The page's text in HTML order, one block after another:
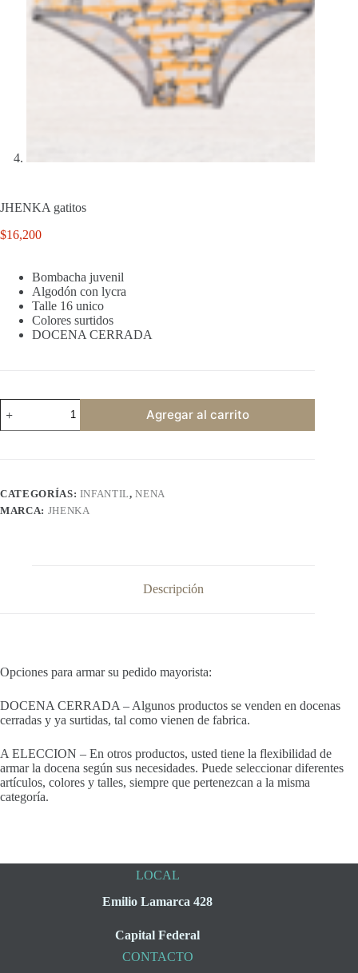
JHENKA gatitos
$16,200
Bombacha juvenil
Algodón con lycra
Talle 16 unico
Colores surtidos
DOCENA CERRADA
JHENKA
gatitos
cantidad
Agregar al carrito
CATEGORÍAS: INFANTIL,NENA
MARCA: JHENKA
Descripción
Opciones para armar su pedido mayorista:
DOCENA CERRADA – Algunos productos se venden en docenas
cerradas y ya surtidas, tal como vienen de fabrica.
A ELECCION – En otros productos, usted tiene la flexibilidad de
armar la docena según sus necesidades. Puede seleccionar diferentes
artículos, colores y talles, siempre que pertenezcan a la misma
categoría.
LOCAL
Emilio Lamarca 428
Capital Federal
CONTACTO